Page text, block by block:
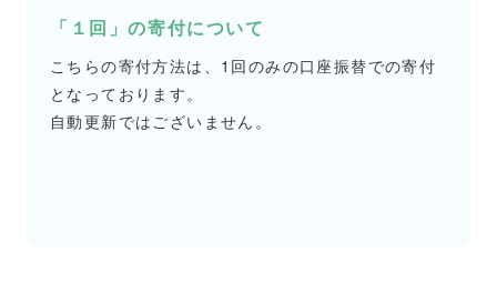
「１回」の寄付について
こちらの寄付方法は、1回のみの口座振替での寄付
となっております。
自動更新ではございません。